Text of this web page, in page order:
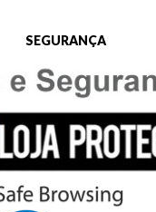
SEGURANÇA